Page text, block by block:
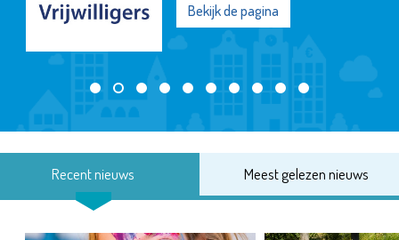
Bekijk de pagina
Recent nieuws Meest gelezen nieuws